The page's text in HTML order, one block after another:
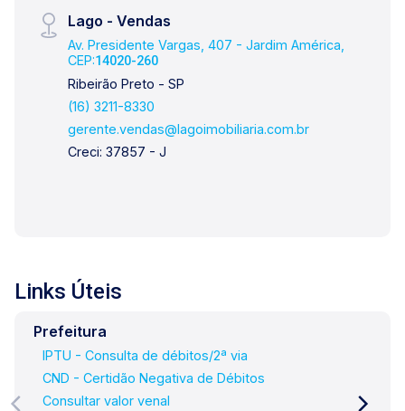
Lago - Vendas
Av. Presidente Vargas, 407 - Jardim América,
CEP:14020-260
Ribeirão Preto - SP
(16) 3211-8330
gerente.vendas@lagoimobiliaria.com.br
Creci: 37857 - J
Links Úteis
Prefeitura
IPTU - Consulta de débitos/2ª via
CND - Certidão Negativa de Débitos
Consultar valor venal